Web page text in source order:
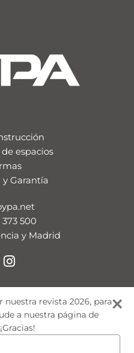
espacios
Garantía
500
y Madrid
nuestra revista 2026, para
a nuestra página de